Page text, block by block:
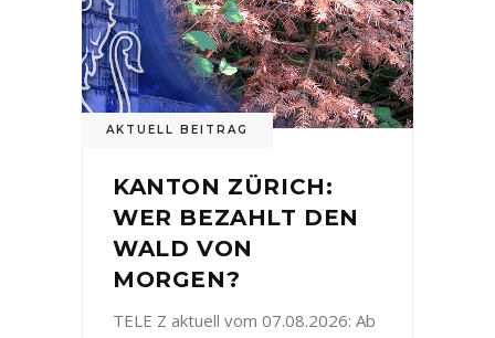
AKTUELL BEITRAG
KANTON ZÜRICH:
WER BEZAHLT DEN
WALD VON
MORGEN?
TELE Z aktuell vom 07.08.2026: Ab